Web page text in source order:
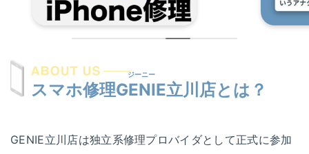
割引キャンペーン
お問い合わせ
スマホ修理GENIE
ジーニー
立川店とは？
GENIE立川店は独立系修理プロバイダとして正式に参加